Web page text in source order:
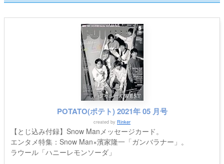
POTATO(ポテト) 2021年 05 月号
created by Rinker
【とじ込み付録】Snow Manメッセージカード。
エンタメ特集：Snow Man×濱家隆一「ガンバラナー」。
ラウール「ハニーレモンソーダ」